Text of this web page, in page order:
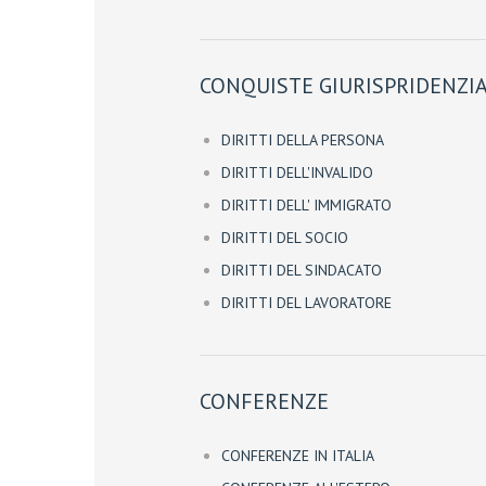
CONQUISTE
DIRITTI DELLA PERSONA
DIRITTI DELL'INVALIDO
DIRITTI DELL' IMMIGRATO
DIRITTI DEL SOCIO
DIRITTI DEL SINDACATO
DIRITTI DEL LAVORATORE
CONFERENZE
CONFERENZE IN ITALIA